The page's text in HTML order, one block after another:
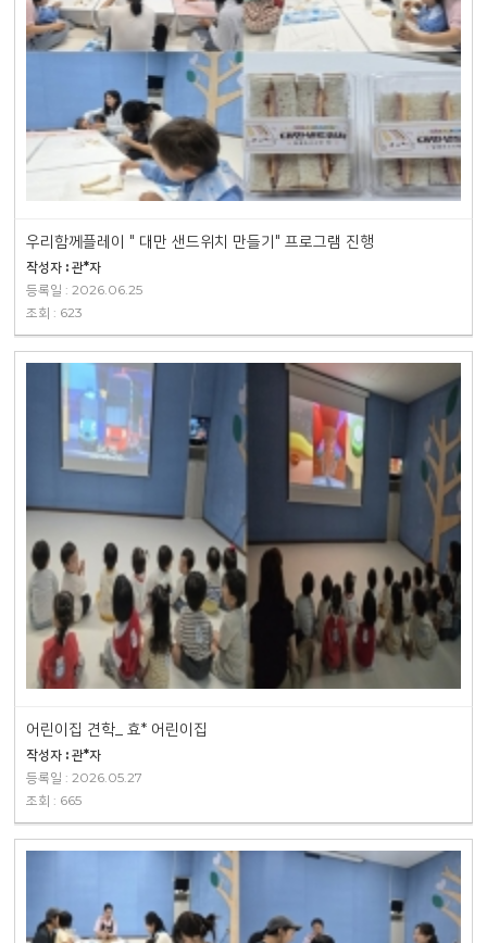
우리함께플레이 " 대만 샌드위치 만들기" 프로그램 진행
작성자 : 관*자
등록일 : 2026.06.25
조회 : 623
어린이집 견학_ 효* 어린이집
작성자 : 관*자
등록일 : 2026.05.27
조회 : 665